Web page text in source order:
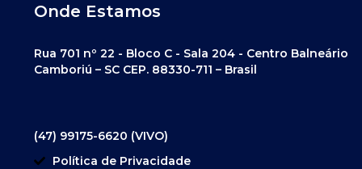
Onde Estamos
Rua 701 nº 22 - Bloco C - Sala 204 - Centro Balneário
Camboriú – SC CEP. 88330-711 – Brasil
(47) 99175-6620 (VIVO)
Política de Privacidade